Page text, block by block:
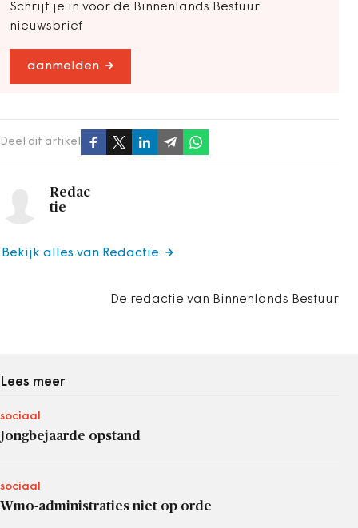
Schrijf je in voor de Binnenlands Bestuur
nieuwsbrief
aanmelden
Deel dit artikel
Redac
tie
De redactie van Binnenlands Bestuur
Bekijk alles van Redactie
Lees meer
sociaal
Jongbejaarde opstand
sociaal
Wmo-administraties niet op orde